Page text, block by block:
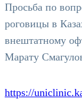
Просьба по
роговицы в
внештатному
Марату
https://